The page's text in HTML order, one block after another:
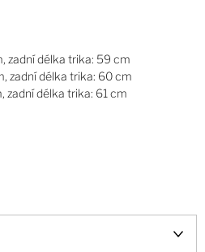
zadní délka trika: 59 cm
zadní délka trika: 60 cm
zadní délka trika: 61 cm